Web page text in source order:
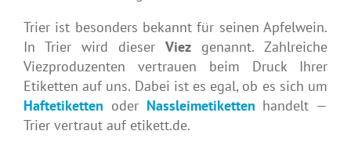
Trier ist besonders bekannt für seinen Apfelwein.
In Trier wird dieser Viez genannt. Zahlreiche
Viezproduzenten vertrauen beim Druck Ihrer
Etiketten auf uns. Dabei ist es egal, ob es sich um
Haftetiketten oder Nassleimetiketten handelt —
Trier vertraut auf etikett.de.